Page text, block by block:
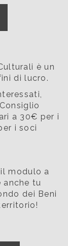
è un
di lucro.
a 30€ per i
i soci
modulo a
anche tu
dei Beni